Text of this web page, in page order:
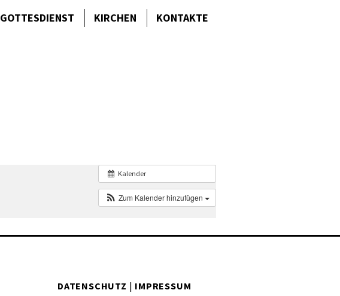
GOTTES­DIENST KIRCHEN KONTAKTE
Kalender
Zum Kalender hinzufügen
DATENSCHUTZ | IMPRESSUM